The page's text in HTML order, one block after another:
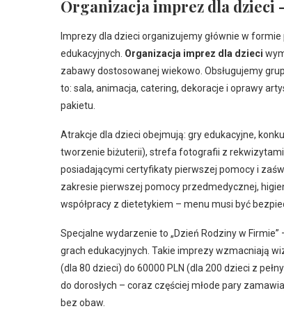
Organizacja imprez dla dzieci
Imprezy dla dzieci organizujemy głównie w
edukacyjnych. Organizacja imprez dla dzieci
zabawy dostosowanej wiekowo. Obsługujemy
to: sala, animacja, catering, dekoracje i oprawy
pakietu.
Atrakcje dla dzieci obejmują: gry edukacyjne,
tworzenie biżuterii), strefa fotografii z
posiadającymi certyfikaty pierwszej pomocy i
zakresie pierwszej pomocy przedmedycznej,
współpracy z dietetykiem – menu musi być
Specjalne wydarzenie to „Dzień Rodziny w
grach edukacyjnych. Takie imprezy wzmacniają
(dla 80 dzieci) do 60000 PLN (dla 200 dzieci z
do dorosłych – coraz częściej młode pary
bez obaw.